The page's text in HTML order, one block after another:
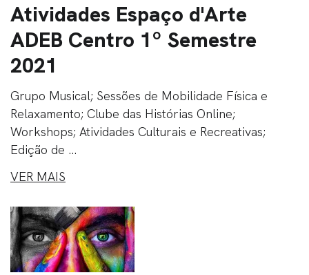
Atividades Espaço d'Arte
ADEB Centro 1º Semestre
2021
Grupo Musical; Sessões de Mobilidade Física e
Relaxamento; Clube das Histórias Online;
Workshops; Atividades Culturais e Recreativas;
Edição de ...
VER MAIS